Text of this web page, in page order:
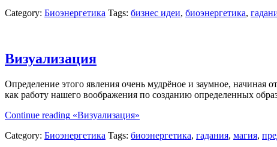
Category: Биоэнергетика Tags: бизнес идеи, биоэнергетика,
Визуализация
Определение этого явления очень мудрёное и заумное,
как работу нашего воображения по созданию определенных
Continue reading «Визуализация»
Category: Биоэнергетика Tags: биоэнергетика, гадания, магия,